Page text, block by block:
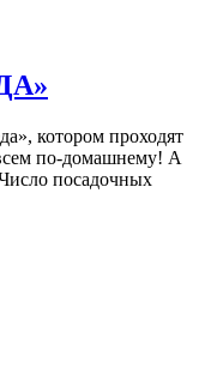
котором проходят
по-домашнему! А
посадочных